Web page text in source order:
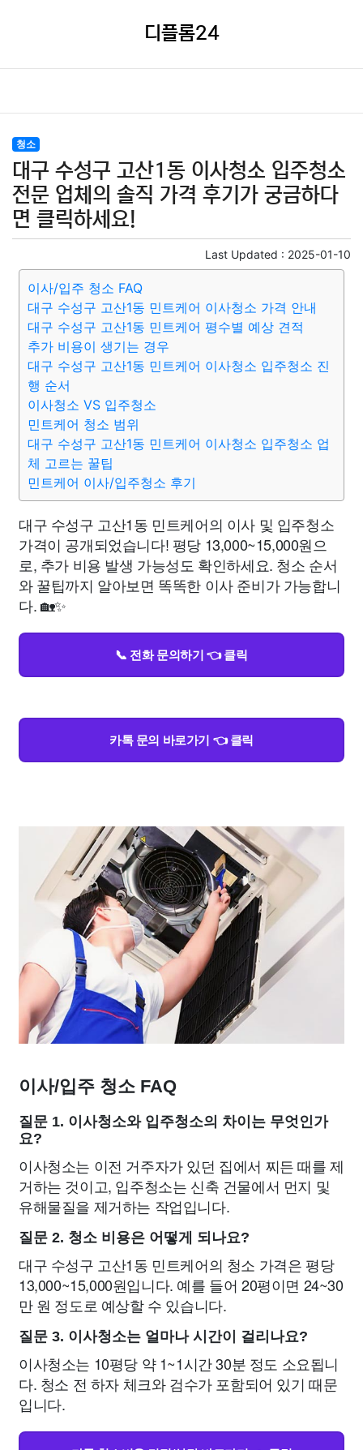
디플롬24
청소
대구 수성구 고산1동 이사청소 입주청소
전문 업체의 솔직 가격 후기가 궁금하다
면 클릭하세요!
Last Updated : 2025-01-10
이사/입주 청소 FAQ
대구 수성구 고산1동 민트케어 이사청소 가격 안내
대구 수성구 고산1동 민트케어 평수별 예상 견적
추가 비용이 생기는 경우
대구 수성구 고산1동 민트케어 이사청소 입주청소 진
행 순서
이사청소 VS 입주청소
민트케어 청소 범위
대구 수성구 고산1동 민트케어 이사청소 입주청소 업
체 고르는 꿀팁
민트케어 이사/입주청소 후기
대구 수성구 고산1동 민트케어의 이사 및 입주청소
가격이 공개되었습니다! 평당 13,000~15,000원으
로, 추가 비용 발생 가능성도 확인하세요. 청소 순서
와 꿀팁까지 알아보면 똑똑한 이사 준비가 가능합니
다. 🏡✨
📞 전화 문의하기 👈 클릭
카톡 문의 바로가기 👈 클릭
이사/입주 청소 FAQ
질문 1. 이사청소와 입주청소의 차이는 무엇인가
요?
이사청소는 이전 거주자가 있던 집에서 찌든 때를 제
거하는 것이고, 입주청소는 신축 건물에서 먼지 및
유해물질을 제거하는 작업입니다.
질문 2. 청소 비용은 어떻게 되나요?
대구 수성구 고산1동 민트케어의 청소 가격은 평당
13,000~15,000원입니다. 예를 들어 20평이면 24~30
만 원 정도로 예상할 수 있습니다.
질문 3. 이사청소는 얼마나 시간이 걸리나요?
이사청소는 10평당 약 1~1시간 30분 정도 소요됩니
다. 청소 전 하자 체크와 검수가 포함되어 있기 때문
입니다.